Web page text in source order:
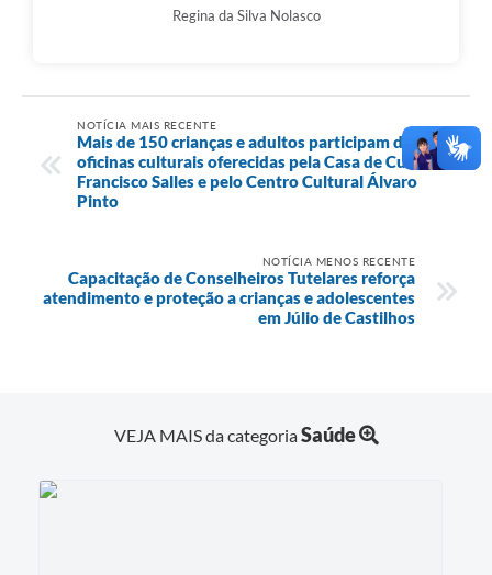
Regina da Silva Nolasco
NOTÍCIA MAIS RECENTE
Mais de 150 crianças e adultos participam das
oficinas culturais oferecidas pela Casa de Cultura
Francisco Salles e pelo Centro Cultural Álvaro
Pinto
NOTÍCIA MENOS RECENTE
Capacitação de Conselheiros Tutelares reforça
atendimento e proteção a crianças e adolescentes
em Júlio de Castilhos
VEJA MAIS da categoriaSaúde